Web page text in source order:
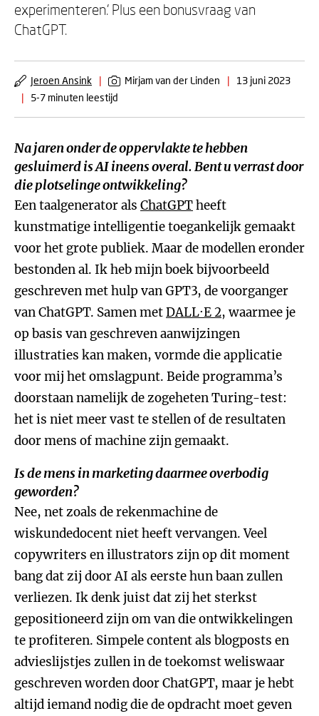
experimenteren.’ Plus een bonusvraag van
ChatGPT.
Jeroen Ansink | Mirjam van der Linden |
13 juni 2023
|
5-7 minuten leestijd
Na jaren onder de oppervlakte te hebben
gesluimerd is AI ineens overal. Bent u verrast door
die plotselinge ontwikkeling?
Een taalgenerator als ChatGPTheeft
kunstmatige intelligentie toegankelijk gemaakt
voor het grote publiek. Maar de modellen eronder
bestonden al. Ik heb mijn boek bijvoorbeeld
geschreven met hulp van GPT3, de voorganger
van ChatGPT. Samen metDALL·E 2, waarmee je
op basis van geschreven aanwijzingen
illustraties kan maken, vormde die applicatie
voor mij het omslagpunt. Beide programma’s
doorstaan namelijk de zogeheten Turing-test:
het is niet meer vast te stellen of de resultaten
door mens of machine zijn gemaakt.
Is de mens in marketing daarmee overbodig
geworden?
Nee, net zoals de rekenmachine de
wiskundedocent niet heeft vervangen. Veel
copywriters en illustrators zijn op dit moment
bang dat zij door AI als eerste hun baan zullen
verliezen. Ik denk juist dat zij het sterkst
gepositioneerd zijn om van die ontwikkelingen
te profiteren. Simpele content als blogposts en
advieslijstjes zullen in de toekomst weliswaar
geschreven worden door ChatGPT, maar je hebt
altijd iemand nodig die de opdracht moet geven